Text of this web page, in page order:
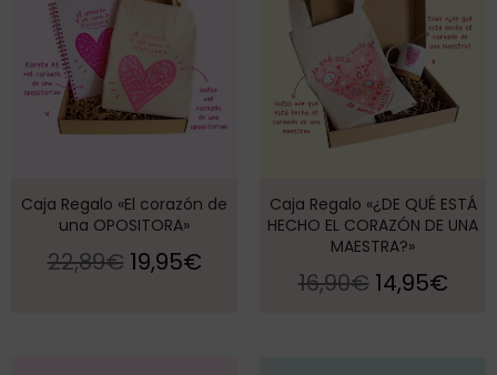
Caja Regalo «El corazón de
una OPOSITORA»
22,89€ 19,95€
Caja Regalo «¿DE QUÉ ESTÁ
HECHO EL CORAZÓN DE UNA
MAESTRA?»
16,90€ 14,95€